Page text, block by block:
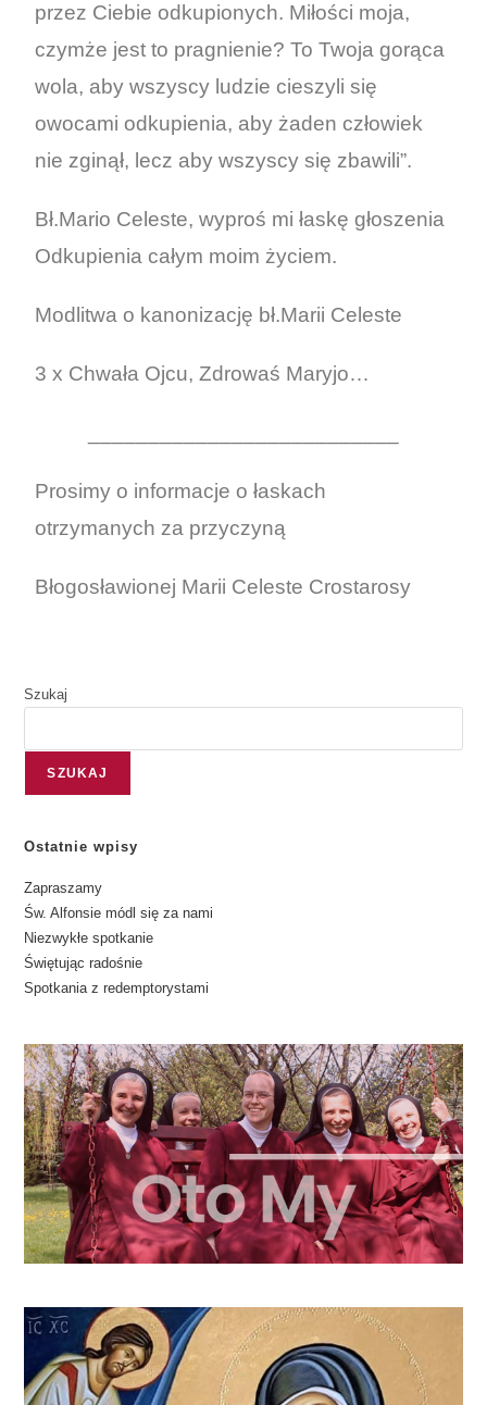
przez Ciebie odkupionych. Miłości moja,
czymże jest to pragnienie? To Twoja gorąca
wola, aby wszyscy ludzie cieszyli się
owocami odkupienia, aby żaden człowiek
nie zginął, lecz aby wszyscy się zbawili”.
Bł.Mario Celeste, wyproś mi łaskę głoszenia
Odkupienia całym moim życiem.
Modlitwa o kanonizację bł.Marii Celeste
3 x Chwała Ojcu, Zdrowaś Maryjo…
Prosimy o informacje o łaskach
otrzymanych za przyczyną
Błogosławionej Marii Celeste Crostarosy
Szukaj
SZUKAJ
Ostatnie wpisy
Zapraszamy
Św. Alfonsie módl się za nami
Niezwykłe spotkanie
Świętując radośnie
Spotkania z redemptorystami